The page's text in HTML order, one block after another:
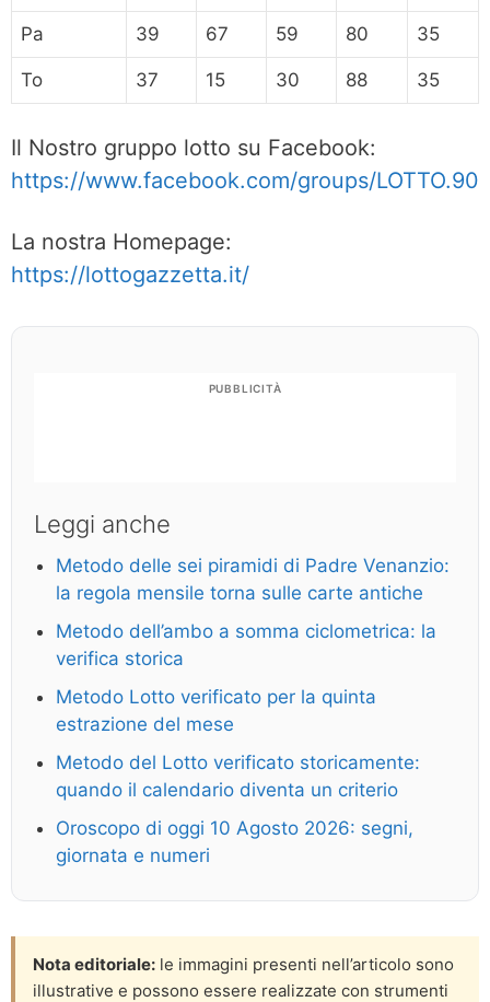
Pa 39 67 59 80 35
To 37 15 30 88 35
Il Nostro gruppo lotto su Facebook:
https://www.facebook.com/groups/LOTTO.90
La nostra Homepage:
https://lottogazzetta.it/
PUBBLICITÀ
Leggi anche
Metodo delle sei piramidi di Padre Venanzio:
la regola mensile torna sulle carte antiche
Metodo dell’ambo a somma ciclometrica: la
verifica storica
Metodo Lotto verificato per la quinta
estrazione del mese
Metodo del Lotto verificato storicamente:
quando il calendario diventa un criterio
Oroscopo di oggi 10 Agosto 2026: segni,
giornata e numeri
Nota editoriale: le immagini presenti nell’articolo sono
illustrative e possono essere realizzate con strumenti